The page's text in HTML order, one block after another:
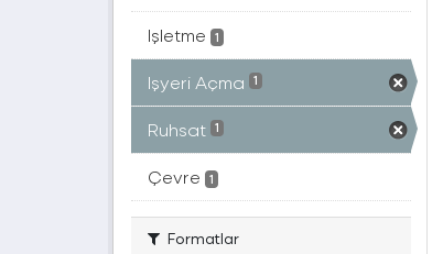
Işletme 1
Işyeri Açma 1
Ruhsat 1
Çevre 1
Formatlar